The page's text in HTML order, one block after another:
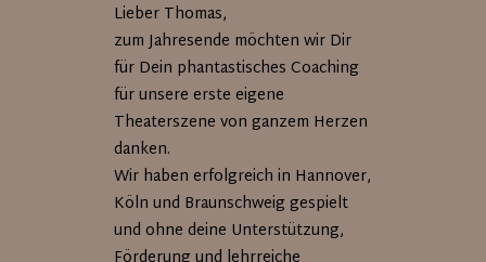
Lieber Thomas,
zum Jahresende möchten wir Dir
für Dein phantastisches Coaching
für unsere erste eigene
Theaterszene von ganzem Herzen
danken.
Wir haben erfolgreich in Hannover,
Köln und Braunschweig gespielt
und ohne deine Unterstützung,